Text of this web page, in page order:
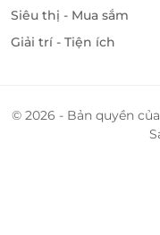
Siêu thị - Mua sắm
Giải trí - Tiện ích
© 2026 - Bản quyền